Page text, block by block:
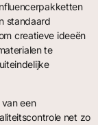
standaard
creatieve ideeën
te
een
net zo